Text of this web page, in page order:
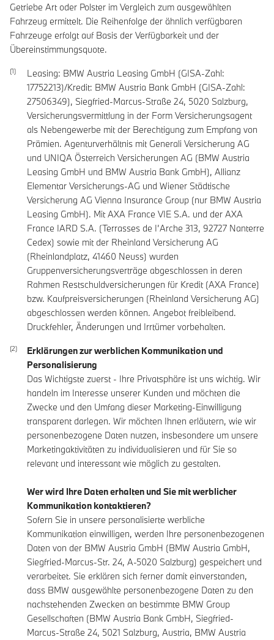
Getriebe Art oder Polster im Vergleich zum ausgewählten
Fahrzeug ermittelt. Die Reihenfolge der ähnlich verfügbaren
Fahrzeuge erfolgt auf Basis der Verfügbarkeit und der
Übereinstimmungsquote.
Leasing: BMW Austria Leasing GmbH (GISA-Zahl:
17752213)/Kredit: BMW Austria Bank GmbH (GISA-Zahl:
27506349), Siegfried-Marcus-Straße 24, 5020 Salzburg,
Versicherungsvermittlung in der Form Versicherungsagent
als Nebengewerbe mit der Berechtigung zum Empfang von
Prämien. Agenturverhältnis mit Generali Versicherung AG
und UNIQA Österreich Versicherungen AG (BMW Austria
Leasing GmbH und BMW Austria Bank GmbH), Allianz
Elementar Versicherungs-AG und Wiener Städtische
Versicherung AG Vienna Insurance Group (nur BMW Austria
Leasing GmbH). Mit AXA France VIE S.A. und der AXA
France IARD S.A. (Terrasses de I’Arche 313, 92727 Nanterre
Cedex) sowie mit der Rheinland Versicherung AG
(Rheinlandplatz, 41460 Neuss) wurden
Gruppenversicherungsverträge abgeschlossen in deren
Rahmen Restschuldversicherungen für Kredit (AXA France)
bzw. Kaufpreisversicherungen (Rheinland Versicherung AG)
abgeschlossen werden können. Angebot freibleibend.
Druckfehler, Änderungen und Irrtümer vorbehalten.
Erklärungen zur werblichen Kommunikation und
Personalisierung
Das Wichtigste zuerst - Ihre Privatsphäre ist uns wichtig. Wir
handeln im Interesse unserer Kunden und möchten die
Zwecke und den Umfang dieser Marketing-Einwilligung
transparent darlegen. Wir möchten Ihnen erläutern, wie wir
personenbezogene Daten nutzen, insbesondere um unsere
Marketingaktivitäten zu individualisieren und für Sie so
relevant und interessant wie möglich zu gestalten.
Wer wird Ihre Daten erhalten und Sie mit werblicher
Kommunikation kontaktieren?
Sofern Sie in unsere personalisierte werbliche
Kommunikation einwilligen, werden Ihre personenbezogenen
Daten von der BMW Austria GmbH (BMW Austria GmbH,
Siegfried-Marcus-Str. 24, A-5020 Salzburg) gespeichert und
verarbeitet. Sie erklären sich ferner damit einverstanden,
dass BMW ausgewählte personenbezogene Daten zu den
nachstehenden Zwecken an bestimmte BMW Group
Gesellschaften (BMW Austria Bank GmbH, Siegfried-
Marcus-Straße 24, 5021 Salzburg, Austria, BMW Austria